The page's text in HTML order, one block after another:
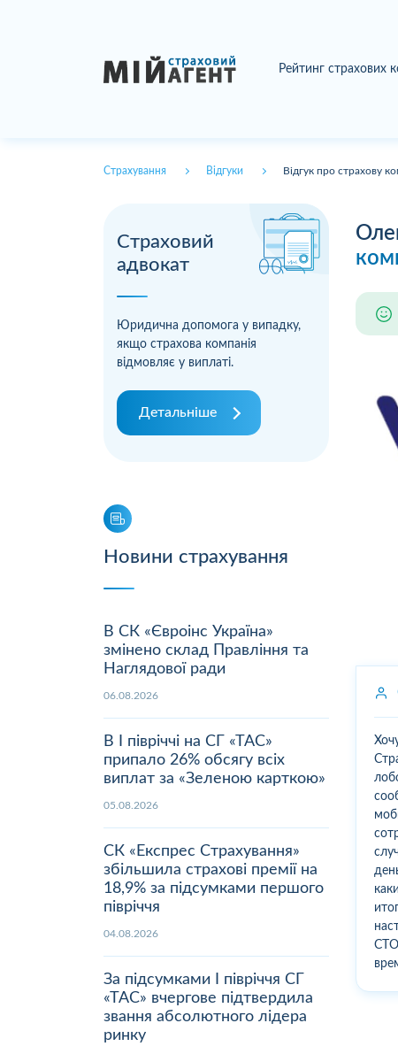
Рейтинг страхових
Страхування Відгуки Відгук про страхову
Страховий
адвокат
Юридична допомога у випадку,
якщо страхова компанія
відмовляє у виплаті.
Детальніше
Новини страхування
В СК «Євроінс Україна»
змінено склад Правління та
Наглядової ради
06.08.2026
В І півріччі на СГ «ТАС»
припало 26% обсягу всіх
виплат за «Зеленою карткою»
05.08.2026
СК «Експрес Страхування»
збільшила страхові премії на
18,9% за підсумками першого
півріччя
04.08.2026
За підсумками І півріччя СГ
«ТАС» вчергове підтвердила
звання абсолютного лідера
ринку
СТО